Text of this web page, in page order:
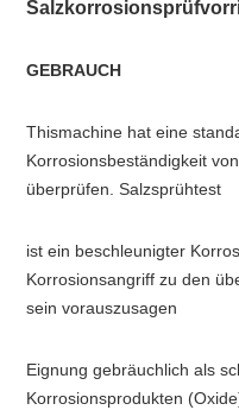
GEBRAUCH
Thismachine hat eine
Korrosionsbeständigkeit
überprüfen. Salzsprühtest
ist ein beschleunigter
Korrosionsangriff zu den
sein vorauszusagen
Eignung gebräuchlich als
Korrosionsprodukten